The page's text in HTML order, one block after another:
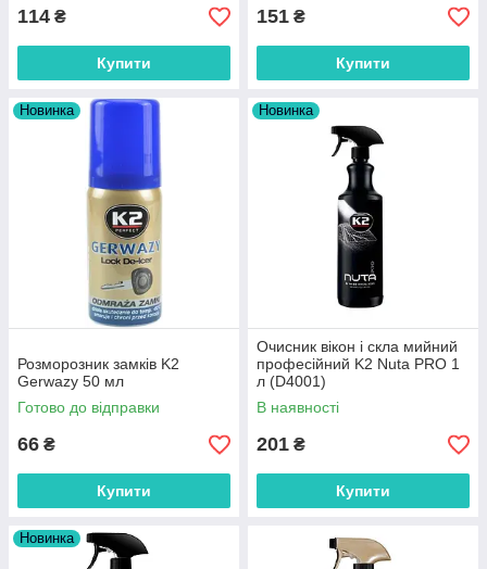
114 ₴
Купити
151 ₴
Купити
Новинка
Розморозник замків K2
Gerwazy 50 мл
Готово до відправки
66 ₴
Купити
Новинка
Очисник вікон і скла мийний
професійний K2 Nuta PRO 1
л (D4001)
В наявності
201 ₴
Купити
Новинка